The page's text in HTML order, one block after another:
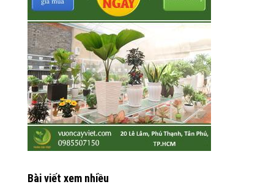
Bài viết xem nhiều